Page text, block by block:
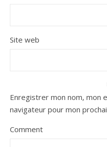
Site web
Enregistrer mon nom, mon
navigateur pour mon
Comment